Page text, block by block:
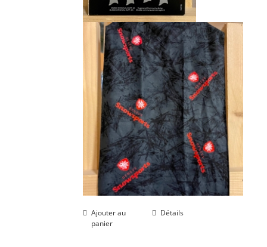
Ajouter au
panier
Détails